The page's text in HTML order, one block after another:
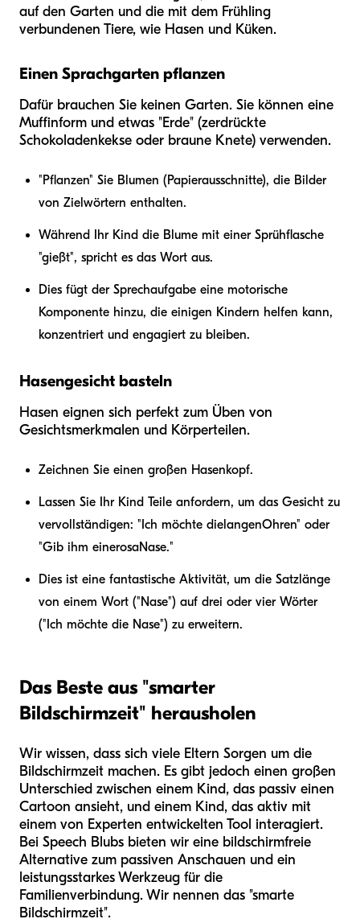
auf den Garten und die mit dem Frühling
verbundenen Tiere, wie Hasen und Küken.
Einen Sprachgarten pflanzen
Dafür brauchen Sie keinen Garten. Sie können eine
Muffinform und etwas "Erde" (zerdrückte
Schokoladenkekse oder braune Knete) verwenden.
"Pflanzen" Sie Blumen (Papierausschnitte), die Bilder
von Zielwörtern enthalten.
Während Ihr Kind die Blume mit einer Sprühflasche
"gießt", spricht es das Wort aus.
Dies fügt der Sprechaufgabe eine motorische
Komponente hinzu, die einigen Kindern helfen kann,
konzentriert und engagiert zu bleiben.
Hasengesicht basteln
Hasen eignen sich perfekt zum Üben von
Gesichtsmerkmalen und Körperteilen.
Zeichnen Sie einen großen Hasenkopf.
Lassen Sie Ihr Kind Teile anfordern, um das Gesicht zu
vervollständigen: "Ich möchte die langenOhren" oder
"Gib ihm einerosaNase."
Dies ist eine fantastische Aktivität, um die Satzlänge
von einem Wort ("Nase") auf drei oder vier Wörter
("Ich möchte die Nase") zu erweitern.
Das Beste aus "smarter
Bildschirmzeit" herausholen
Wir wissen, dass sich viele Eltern Sorgen um die
Bildschirmzeit machen. Es gibt jedoch einen großen
Unterschied zwischen einem Kind, das passiv einen
Cartoon ansieht, und einem Kind, das aktiv mit
einem von Experten entwickelten Tool interagiert.
Bei Speech Blubs bieten wir eine bildschirmfreie
Alternative zum passiven Anschauen und ein
leistungsstarkes Werkzeug für die
Familienverbindung. Wir nennen das "smarte
Bildschirmzeit".